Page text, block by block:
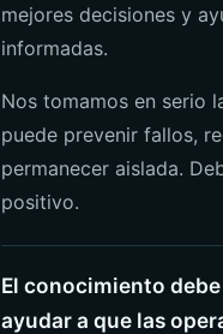
mejores decisiones y
informadas.
Nos tomamos en serio
puede prevenir fallos,
permanecer aislada.
positivo.
El conocimiento
ayudar a que las